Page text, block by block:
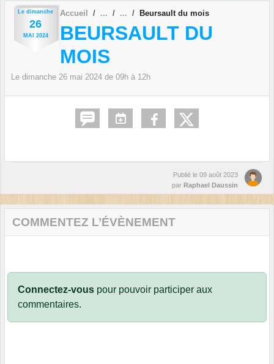
Le dimanche
26
MAI 2024
Accueil Beursault du mois
BEURSAULT DU
MOIS
Le dimanche 26 mai 2024 de 09h à 12h
Publié le 09 août 2023
par Raphael Daussin
COMMENTEZ L’ÉVÈNEMENT
Connectez-vous pour pouvoir participer aux
commentaires.